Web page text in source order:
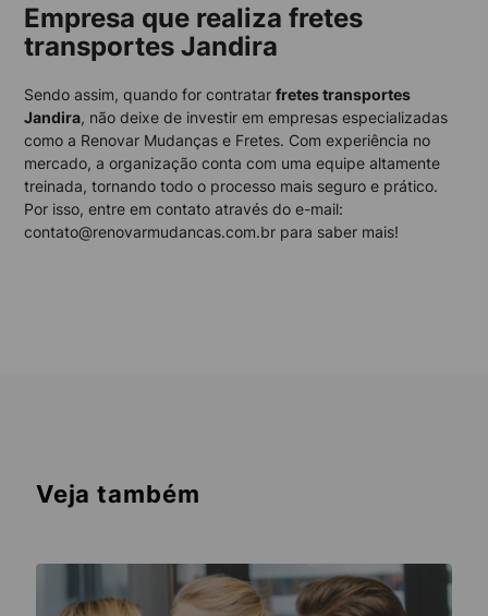
Empresa que realiza fretes
transportes Jandira
Sendo assim, quando for contratarfretes transportes
Jandira, não deixe de investir em empresas especializadas
como a Renovar Mudanças e Fretes. Com experiência no
mercado, a organização conta com uma equipe altamente
treinada, tornando todo o processo mais seguro e prático.
Por isso, entre em contato através do e-mail:
contato@renovarmudancas.com.br para saber mais!
Veja também